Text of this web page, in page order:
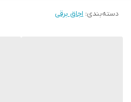
دسته‌بندی: اجاق برقی